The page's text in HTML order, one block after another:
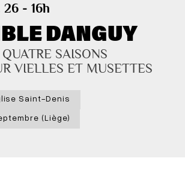
- 16h
DANGUY
SAISONS
VIELLES ET MUSETTES
Saint-Denis
(Liège)